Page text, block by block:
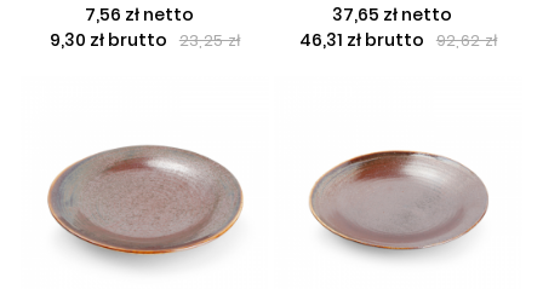
7,56 zł netto
9,30 zł brutto 23,25 zł
37,65 zł netto
46,31 zł brutto 92,62 zł